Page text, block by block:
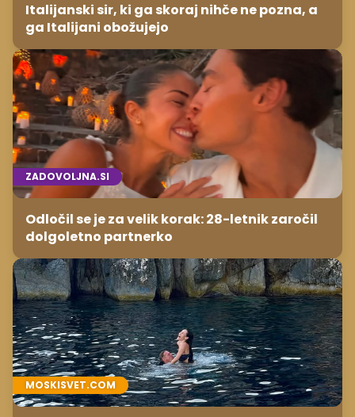
Italijanski sir, ki ga skoraj nihče ne pozna, a
ga Italijani obožujejo
ZADOVOLJNA.SI
Odločil se je za velik korak: 28-letnik zaročil
dolgoletno partnerko
MOSKISVET.COM